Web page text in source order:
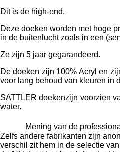
Dit is de high-end.
Deze doeken worden met hoge
in de buitenlucht zoals in een
Ze zijn 5 jaar gegarandeerd.
De doeken zijn 100% Acryl en
voor lang behoud van kleuren in
SATTLER doekenzijn voorzien
water.
Mening van de
Zelfs andere fabrikanten zijn
verschil zit hem in de selectie